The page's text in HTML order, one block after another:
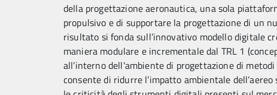
della progettazione aeronautica, una sola
propulsivo e di supportare la progettazione di un
risultato si fonda sull’innovativo modello digitale
maniera modulare e incrementale dal TRL 1
all’interno dell’ambiente di progettazione di
consente di ridurre l’impatto ambientale